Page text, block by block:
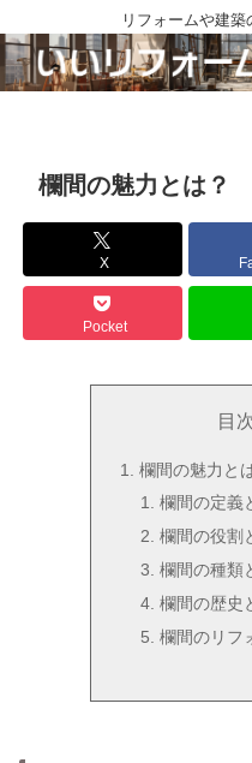
リフォームや建築
欄間の魅力とは？
X
Pocket
目
欄間の魅力と
欄間の定義
欄間の役割
欄間の種類
欄間の歴史
欄間のリフ